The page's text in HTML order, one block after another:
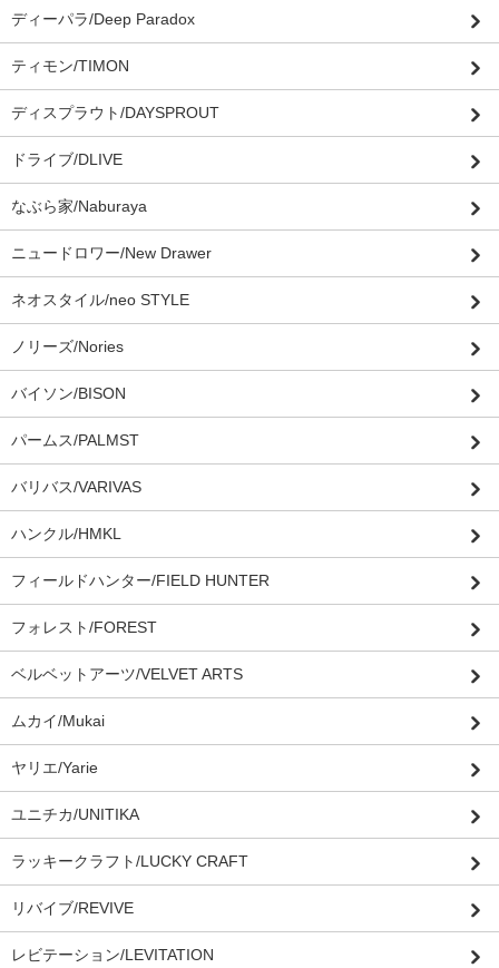
ディーパラ/Deep Paradox
ティモン/TIMON
ディスプラウト/DAYSPROUT
ドライブ/DLIVE
なぶら家/Naburaya
ニュードロワー/New Drawer
ネオスタイル/neo STYLE
ノリーズ/Nories
バイソン/BISON
パームス/PALMST
バリバス/VARIVAS
ハンクル/HMKL
フィールドハンター/FIELD HUNTER
フォレスト/FOREST
ベルベットアーツ/VELVET ARTS
ムカイ/Mukai
ヤリエ/Yarie
ユニチカ/UNITIKA
ラッキークラフト/LUCKY CRAFT
リバイブ/REVIVE
レビテーション/LEVITATION